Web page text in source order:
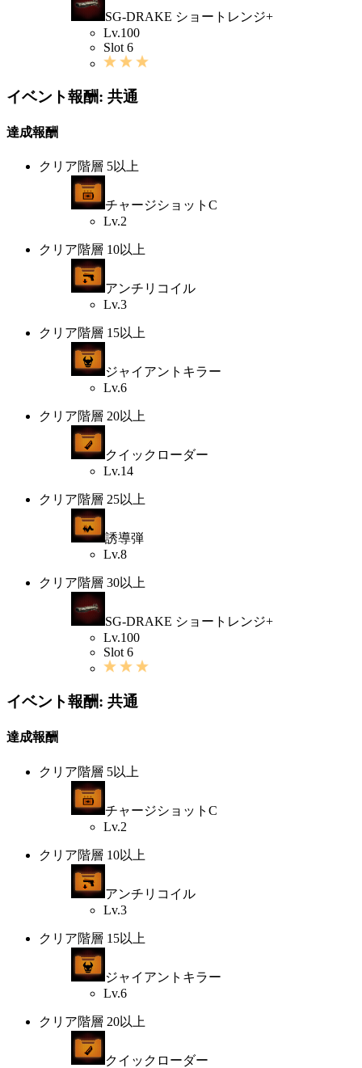
SG-DRAKE ショートレンジ+
Lv.100
Slot 6
イベント報酬: 共通
達成報酬
クリア階層 5以上
チャージショットC
Lv.2
クリア階層 10以上
アンチリコイル
Lv.3
クリア階層 15以上
ジャイアントキラー
Lv.6
クリア階層 20以上
クイックローダー
Lv.14
クリア階層 25以上
誘導弾
Lv.8
クリア階層 30以上
SG-DRAKE ショートレンジ+
Lv.100
Slot 6
イベント報酬: 共通
達成報酬
クリア階層 5以上
チャージショットC
Lv.2
クリア階層 10以上
アンチリコイル
Lv.3
クリア階層 15以上
ジャイアントキラー
Lv.6
クリア階層 20以上
クイックローダー